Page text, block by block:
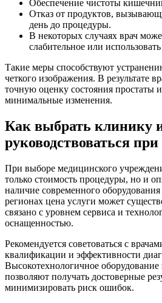
Обеспечение чистоты
Отказ от продуктов,
день до процедуры.
В некоторых случаях врач
слабительное или
Такие меры способствуют
четкого изображения. В результате
точную оценку состояния простаты
минимальные изменения.
Как выбрать клинику
руководствоваться
При выборе медицинского
только стоимость процедуры, но и
наличие современного
регионах цена услуги может
связано с уровнем сервиса и
оснащенностью.
Рекомендуется советоваться с
квалификации и эффективности
Высокотехнологичное
позволяют получать достоверные
минимизировать риск ошибок.